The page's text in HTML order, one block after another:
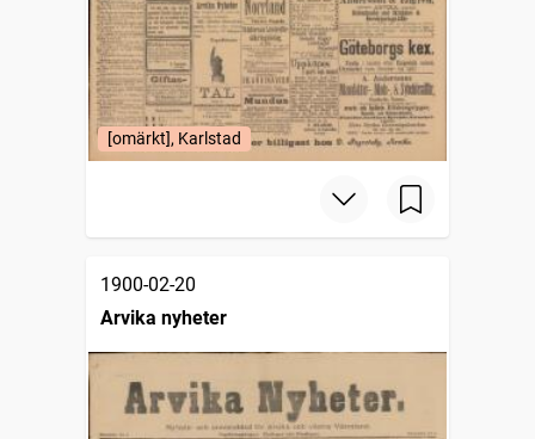
[omärkt], Karlstad
1900-02-20
Arvika nyheter